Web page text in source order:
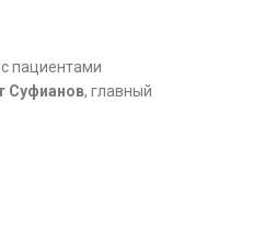
пациентами
Суфианов, главный